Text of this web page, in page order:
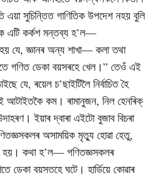
এয়া সুচিন্তিত গাণিতিক উপদেশ নহয় বুলি
এটি কৰ্কশ মন্তব্য হ’ল—
যে, জ্ঞানৰ অন্য শাখা— কলা তথা
গণিত ডেকা বয়সৰহে খেল।” তেওঁ এই
যে, ৰয়েল চ’ছাইটিলৈ নিৰ্বাচিত হৈ
কম। ৰামানুজন, নিল হেনৰিক্
ইয়াৰ দ্বাৰা এইটো বুজাব বিচৰা
অসাময়িক মৃত্যু হোৱা হেতু,
হয়। কথা হ’ল— গণিতজ্ঞসকলৰ
ডেকা বয়সতহে ঘটে। হাৰ্ডিয়ে কোৱাৰ